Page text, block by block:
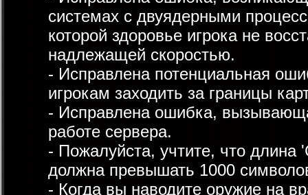
системах с двуядерными
которой здоровье игрока не
надлежащей скоростью.
- Исправлена потенциальная
игрокам заходить за границы
- Исправлена ошибка,
работе сервера.
- Пожалуйста, учтите, что
должна превышать 1000
- Когда вы наводите оружие на